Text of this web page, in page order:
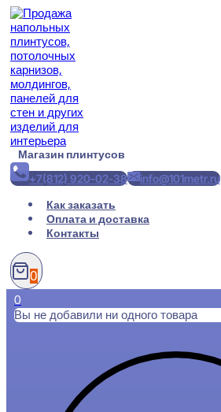
Перейти
содержимому
Магазин плинтусов
+7(812) 920-02-38
info@101metr.ru
Как заказать
Оплата и доставка
Контакты
0
0
Вы не добавили ни одного товара